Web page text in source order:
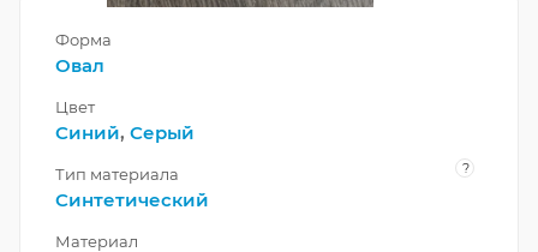
Форма
Овал
Цвет
Синий, Серый
Тип материала ?
Синтетический
Материал